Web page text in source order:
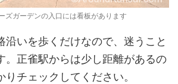
ズガーデンの入口には看板があります
沿いを歩くだけなので、迷うこと
。正雀駅からは少し距離があるの
チェックしてください。